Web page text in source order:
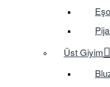
Üst Giyim